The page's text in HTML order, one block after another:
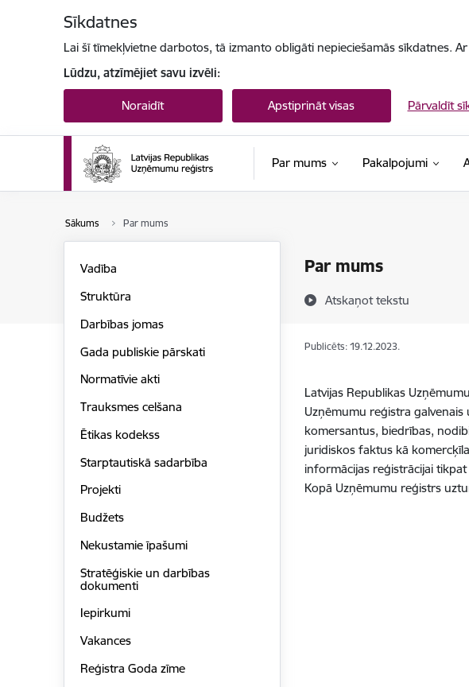
Sīkdatnes
Lai šī tīmekļvietne darbotos, tā izmanto obligāti nepieciešamās sīkdatnes.
Lūdzu, atzīmējiet savu izvēli:
Noraidīt Apstiprināt visas Pārvaldīt
Par mums Pakalpojumi
Sākums Par mums
Par mums
Atskaņot tekstu
Vadība
Struktūra
Darbības jomas
Gada publiskie pārskati
Normatīvie akti
Trauksmes celšana
Ētikas kodekss
Starptautiskā sadarbība
Projekti
Budžets
Nekustamie īpašumi
Stratēģiskie un darbības
dokumenti
Iepirkumi
Vakances
Reģistra Goda zīme
Publicēts: 19.12.2023.
Latvijas Republikas
Uzņēmumu reģistra
komersantus, biedrības,
juridiskos faktus kā
informācijas reģistrācijai
Kopā Uzņēmumu reģistrs